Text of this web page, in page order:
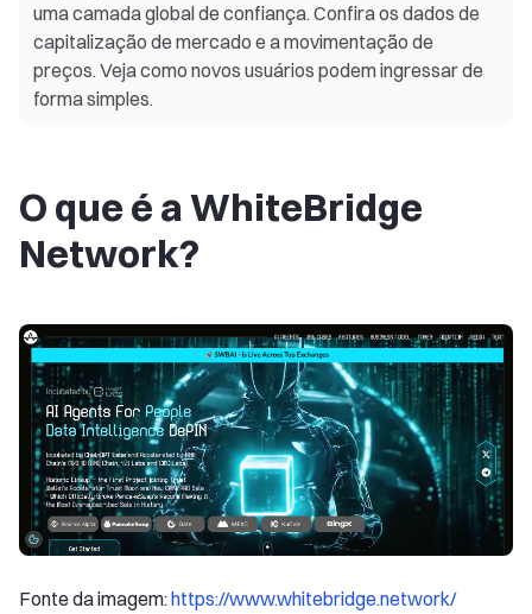
uma camada global de confiança. Confira os dados de
capitalização de mercado e a movimentação de
preços. Veja como novos usuários podem ingressar de
forma simples.
O que é a WhiteBridge
Network?
Fonte da imagem:https://www.whitebridge.network/